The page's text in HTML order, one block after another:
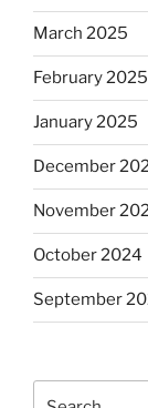
March 2025
February 2025
January 2025
December
November
October 2024
September